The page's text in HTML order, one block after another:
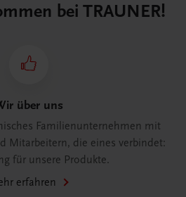
bei TRAUNER!
über uns
Familienunternehmen mit
Mitarbeitern, die eines verbindet:
für unsere Produkte.
erfahren